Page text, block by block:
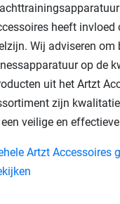
heeft invloed
Wij adviseren om
op de
uit het Artzt
zijn
een veilige en
Artzt Accessoires